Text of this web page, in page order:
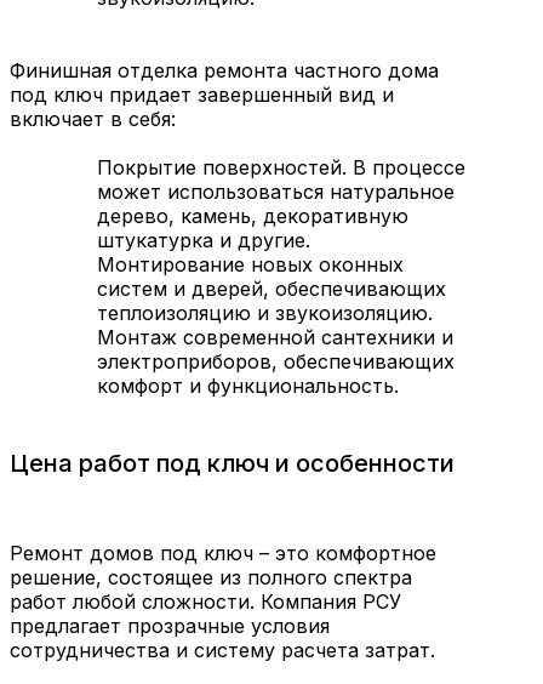
Финишная отделка ремонта частного дома
под ключ придает завершенный вид и
включает в себя:
Покрытие поверхностей. В процессе
может использоваться натуральное
дерево, камень, декоративную
штукатурка и другие.
Монтирование новых оконных
систем и дверей, обеспечивающих
теплоизоляцию и звукоизоляцию.
Монтаж современной сантехники и
электроприборов, обеспечивающих
комфорт и функциональность.
Цена работ под ключ и особенности
Ремонт домов под ключ – это комфортное
решение, состоящее из полного спектра
работ любой сложности. Компания РСУ
предлагает прозрачные условия
сотрудничества и систему расчета затрат.